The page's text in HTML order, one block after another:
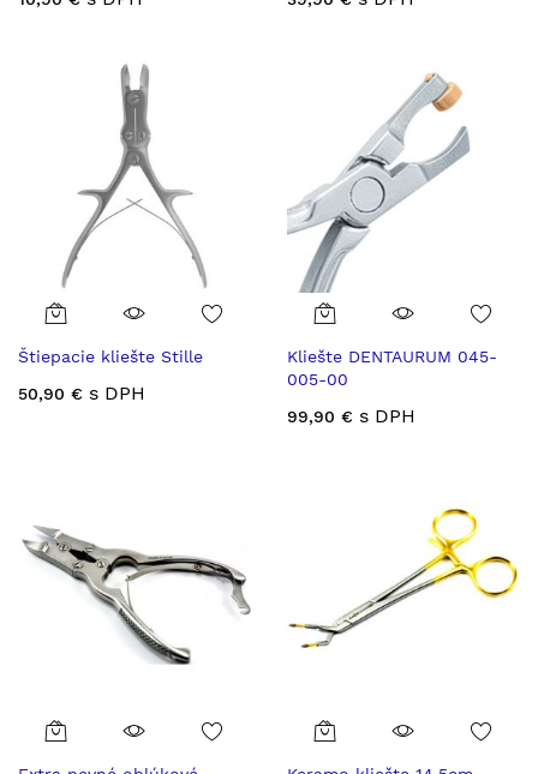
Štiepacie kliešte Stille
50,90 € s DPH
Kliešte DENTAURUM 045-
005-00
99,90 € s DPH